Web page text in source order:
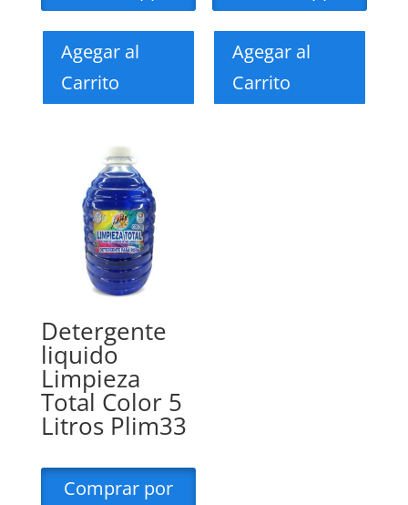
Agegar al
Carrito
Agegar al
Carrito
Detergente
liquido
Limpieza
Total Color 5
Litros Plim33
Comprar por